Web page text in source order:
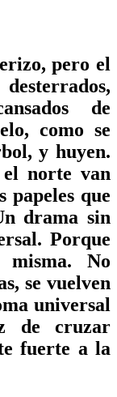
pero el
de
como se
y huyen.
norte van
papeles que
drama sin
Porque
No
se vuelven
universal
de cruzar
fuerte a la